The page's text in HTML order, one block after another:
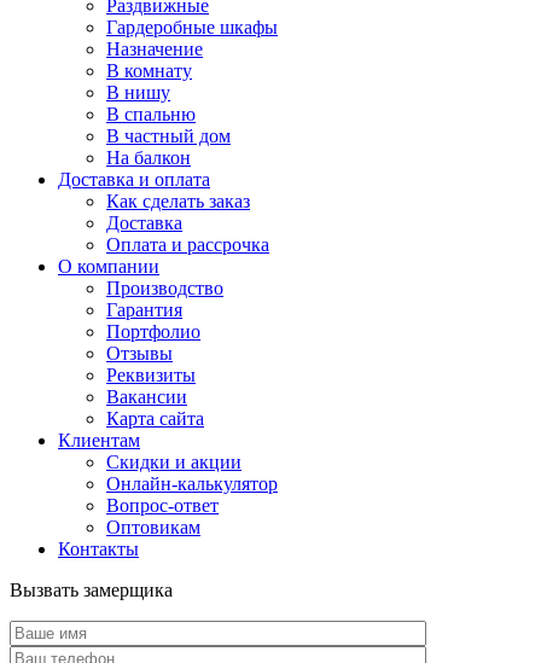
Раздвижные
Гардеробные шкафы
Назначение
В комнату
В нишу
В спальню
В частный дом
На балкон
Доставка и оплата
Как сделать заказ
Доставка
Оплата и рассрочка
О компании
Производство
Гарантия
Портфолио
Отзывы
Реквизиты
Вакансии
Карта сайта
Клиентам
Скидки и акции
Онлайн-калькулятор
Вопрос-ответ
Оптовикам
Контакты
Вызвать замерщика